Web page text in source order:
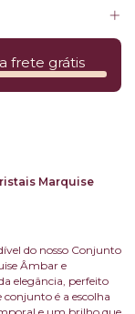
frete grátis
Marquise
do nosso Conjunto
Âmbar e
elegância, perfeito
é a escolha